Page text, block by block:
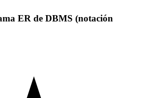
ER de DBMS (notación